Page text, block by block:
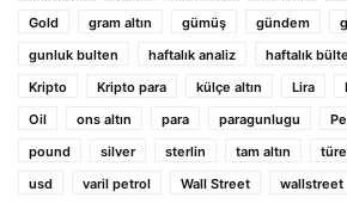
Gold
gram altın gümüş gündem
gunluk bulten
haftalık analiz haftalık
Kripto
Kripto para külçe altın Lira
Oil
ons altın para paragunlugu
pound
silver sterlin tam altın
usd
varil petrol Wall Street wallstreet